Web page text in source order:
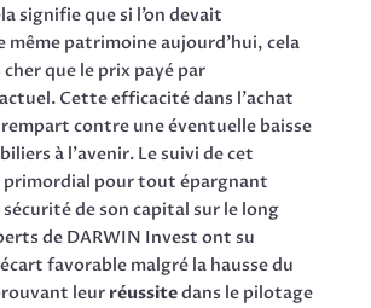
signifie que si l’on devait
même patrimoine aujourd’hui, cela
que le prix payé par
Cette efficacité dans l’achat
contre une éventuelle baisse
à l’avenir. Le suivi de cet
pour tout épargnant
sécurité de son capital sur le long
de DARWIN Invest ont su
favorable malgré la hausse du
leur réussitedans le pilotage